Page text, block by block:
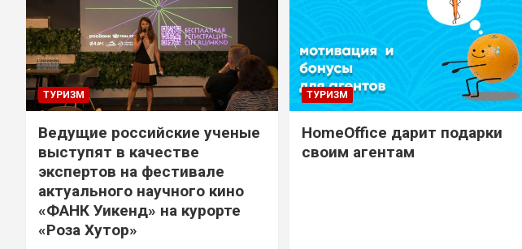
ТУРИЗМ
Ведущие российские ученые
выступят в качестве
экспертов на фестивале
актуального научного кино
«ФАНК Уикенд» на курорте
«Роза Хутор»
ТУРИЗМ
HomeOffice дарит подарки
своим агентам